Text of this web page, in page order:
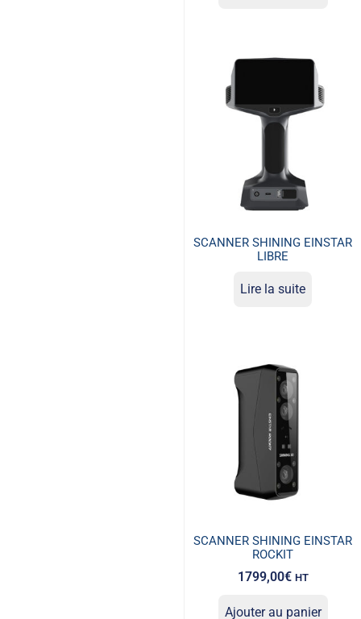
SCANNER SHINING EINSTAR
LIBRE
Lire la suite
SCANNER SHINING EINSTAR
ROCKIT
1799,00€ HT
Ajouter au panier